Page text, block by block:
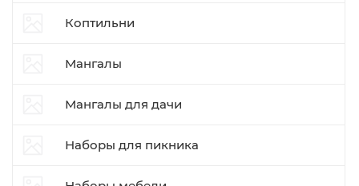
Коптильни
Мангалы
Мангалы для дачи
Наборы для пикника